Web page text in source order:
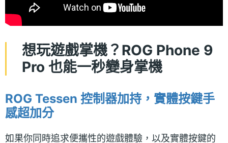
想玩遊戲掌機？ROG Phone 9
Pro 也能一秒變身掌機
ROG Tessen 控制器加持，實體按鍵手
感超加分
如果你同時追求便攜性的遊戲體驗，以及實體按鍵的